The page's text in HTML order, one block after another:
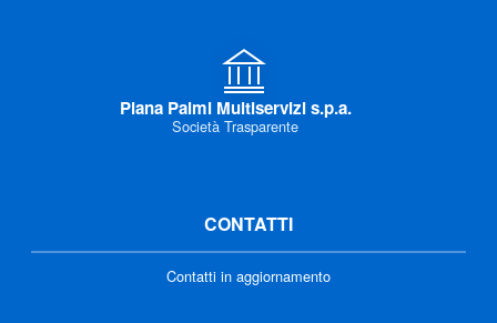
Piana Palmi Multiservizi s.p.a.
Società Trasparente
CONTATTI
Contatti in aggiornamento